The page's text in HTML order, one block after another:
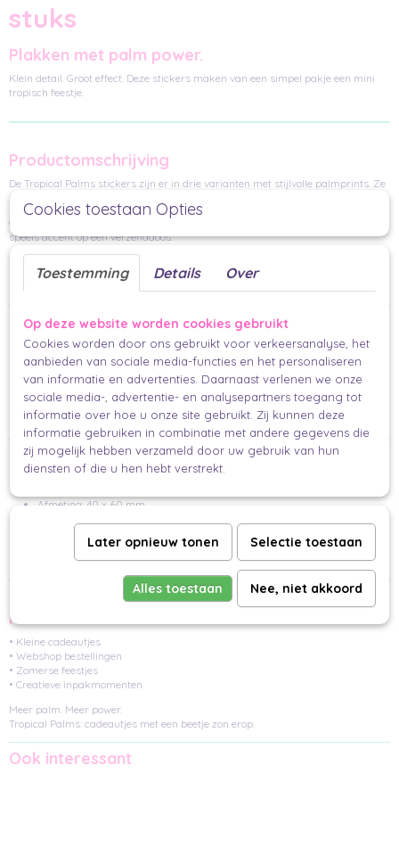
stuks
Plakken met palm power.
Klein detail. Groot effect. Deze stickers maken van een simpel pakje een mini
tropisch feestje.
Productomschrijving
De Tropical Palms stickers zijn er in drie varianten met stijlvolle palmprints. Ze
sluiten perfect aan bij het cadeaupapier uit dezelfde serie.
Gebruik ze om je cadeau dicht te plakken, een mini kaartje vast te zetten of als
speels accent op een verzenddoos.
matchende inpak look.
Waarom wij hier blij van worden
• 2x 3 varianten per set
• Tropische, moderne uitstraling
• Ideaal als finishing touch
• Perfecte match met het cadeaupapier
Specificaties stickers
Afmeting: 40 x 60 mm
Aantal: 6 stuks
Kleur: Multi color
Perfect voor…
• Kleine cadeautjes
• Webshop bestellingen
• Zomerse feestjes
• Creatieve inpakmomenten
Meer palm. Meer power.
Tropical Palms: cadeautjes met een beetje zon erop.
Ook interessant
Cookies toestaan Opties
Toestemming Details Over
Op deze website worden cookies gebruikt
Cookies worden door ons gebruikt voor verkeersanalyse, het
aanbieden van sociale media-functies en het personaliseren
van informatie en advertenties. Daarnaast verlenen we onze
sociale media-, advertentie- en analysepartners toegang tot
informatie over hoe u onze site gebruikt. Zij kunnen deze
informatie gebruiken in combinatie met andere gegevens die
zij mogelijk hebben verzameld door uw gebruik van hun
diensten of die u hen hebt verstrekt.
Later opnieuw tonen Selectie toestaan
Alles toestaan Nee, niet akkoord